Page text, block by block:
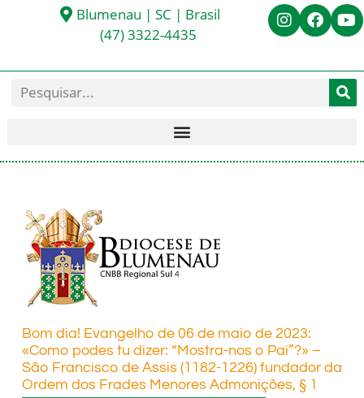
Blumenau | SC | Brasil
(47) 3322-4435
Bom dia! Evangelho de 06 de maio de 2023:
«Como podes tu dizer: “Mostra-nos o Pai”?» –
São Francisco de Assis (1182-1226) fundador da
Ordem dos Frades Menores Admonições, § 1